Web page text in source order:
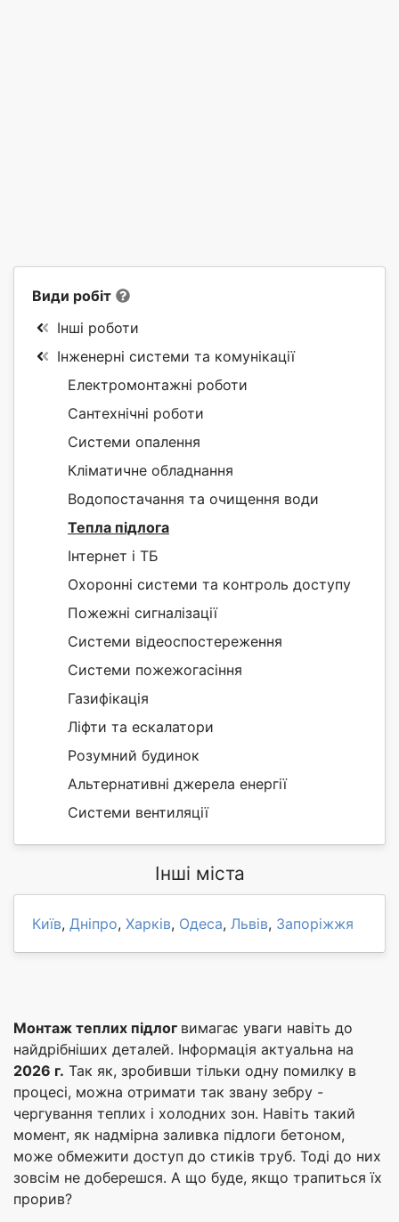
Види робіт
Інші роботи
Інженерні системи та комунікації
Електромонтажні роботи
Сантехнічні роботи
Системи опалення
Кліматичне обладнання
Водопостачання та очищення води
Тепла підлога
Інтернет і ТБ
Охоронні системи та контроль доступу
Пожежні сигналізації
Системи відеоспостереження
Системи пожежогасіння
Газифікація
Ліфти та ескалатори
Розумний будинок
Альтернативні джерела енергії
Системи вентиляції
Інші міста
Київ, Дніпро, Харків, Одеса, Львів, Запоріжжя
Монтаж теплих підлог вимагає уваги навіть до
найдрібніших деталей. Інформація актуальна на
2026 г. Так як, зробивши тільки одну помилку в
процесі, можна отримати так звану зебру -
чергування теплих і холодних зон. Навіть такий
момент, як надмірна заливка підлоги бетоном,
може обмежити доступ до стиків труб. Тоді до них
зовсім не доберешся. А що буде, якщо трапиться їх
прорив?